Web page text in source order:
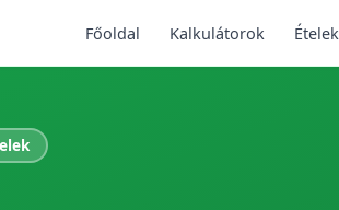
Főoldal Kalkulátorok Ételek